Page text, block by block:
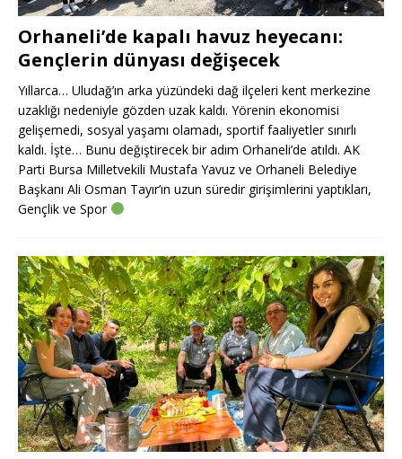
Orhaneli’de kapalı havuz heyecanı:
Gençlerin dünyası değişecek
Yıllarca… Uludağ’ın arka yüzündeki dağ ilçeleri kent merkezine
uzaklığı nedeniyle gözden uzak kaldı. Yörenin ekonomisi
gelişemedi, sosyal yaşamı olamadı, sportif faaliyetler sınırlı
kaldı. İşte… Bunu değiştirecek bir adım Orhaneli’de atıldı. AK
Parti Bursa Milletvekili Mustafa Yavuz ve Orhaneli Belediye
Başkanı Ali Osman Tayır’ın uzun süredir girişimlerini yaptıkları,
Gençlik ve Spor